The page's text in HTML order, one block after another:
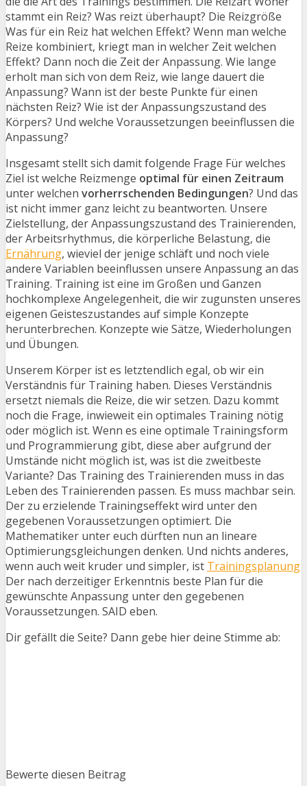
stammt ein Reiz? Was reizt überhaupt? Die Reizgröße
Was für ein Reiz hat welchen Effekt? Wenn man welche
Reize kombiniert, kriegt man in welcher Zeit welchen
Effekt? Dann noch die Zeit der Anpassung. Wie lange
erholt man sich von dem Reiz, wie lange dauert die
Anpassung? Wann ist der beste Punkte für einen
nächsten Reiz? Wie ist der Anpassungszustand des
Körpers? Und welche Voraussetzungen beeinflussen die
Anpassung?
Insgesamt stellt sich damit folgende Frage Für welches
Ziel ist welche Reizmenge optimal für einen Zeitraum
unter welchen vorherrschenden Bedingungen? Und das
ist nicht immer ganz leicht zu beantworten. Unsere
Zielstellung, der Anpassungszustand des Trainierenden,
der Arbeitsrhythmus, die körperliche Belastung, die
Ernährung, wieviel der jenige schläft und noch viele
andere Variablen beeinflussen unsere Anpassung an das
Training. Training ist eine im Großen und Ganzen
hochkomplexe Angelegenheit, die wir zugunsten unseres
eigenen Geisteszustandes auf simple Konzepte
herunterbrechen. Konzepte wie Sätze, Wiederholungen
und Übungen.
Unserem Körper ist es letztendlich egal, ob wir ein
Verständnis für Training haben. Dieses Verständnis
ersetzt niemals die Reize, die wir setzen. Dazu kommt
noch die Frage, inwieweit ein optimales Training nötig
oder möglich ist. Wenn es eine optimale Trainingsform
und Programmierung gibt, diese aber aufgrund der
Umstände nicht möglich ist, was ist die zweitbeste
Variante? Das Training des Trainierenden muss in das
Leben des Trainierenden passen. Es muss machbar sein.
Der zu erzielende Trainingseffekt wird unter den
gegebenen Voraussetzungen optimiert. Die
Mathematiker unter euch dürften nun an lineare
Optimierungsgleichungen denken. Und nichts anderes,
wenn auch weit kruder und simpler, ist Trainingsplanung
Der nach derzeitiger Erkenntnis beste Plan für die
gewünschte Anpassung unter den gegebenen
Voraussetzungen. SAID eben.
Dir gefällt die Seite? Dann gebe hier deine Stimme ab:
Bewerte diesen Beitrag